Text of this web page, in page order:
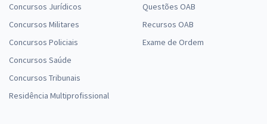
Concursos Jurídicos
Concursos Militares
Concursos Policiais
Concursos Saúde
Concursos Tribunais
Residência Multiprofissional
Questões OAB
Recursos OAB
Exame de Ordem